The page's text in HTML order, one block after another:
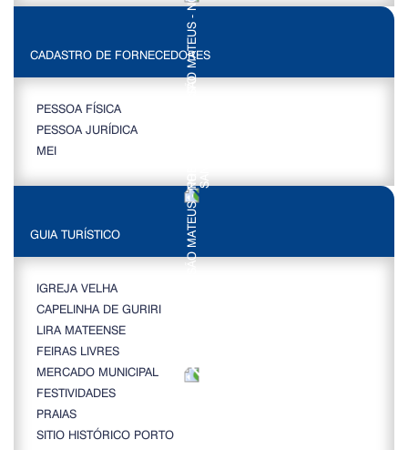
CADASTRO DE FORNECEDORES
PESSOA FÍSICA
PESSOA JURÍDICA
MEI
GUIA TURÍSTICO
IGREJA VELHA
CAPELINHA DE GURIRI
LIRA MATEENSE
FEIRAS LIVRES
MERCADO MUNICIPAL
FESTIVIDADES
PRAIAS
SITIO HISTÓRICO PORTO